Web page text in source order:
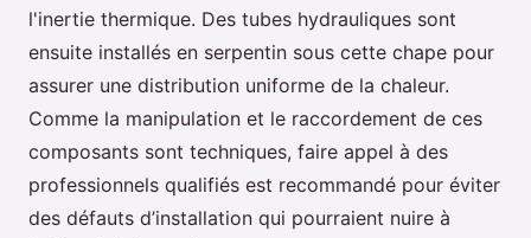
l'inertie thermique. Des tubes hydrauliques sont
ensuite installés en serpentin sous cette chape pour
assurer une distribution uniforme de la chaleur.
Comme la manipulation et le raccordement de ces
composants sont techniques, faire appel à des
professionnels qualifiés est recommandé pour éviter
des défauts d’installation qui pourraient nuire à